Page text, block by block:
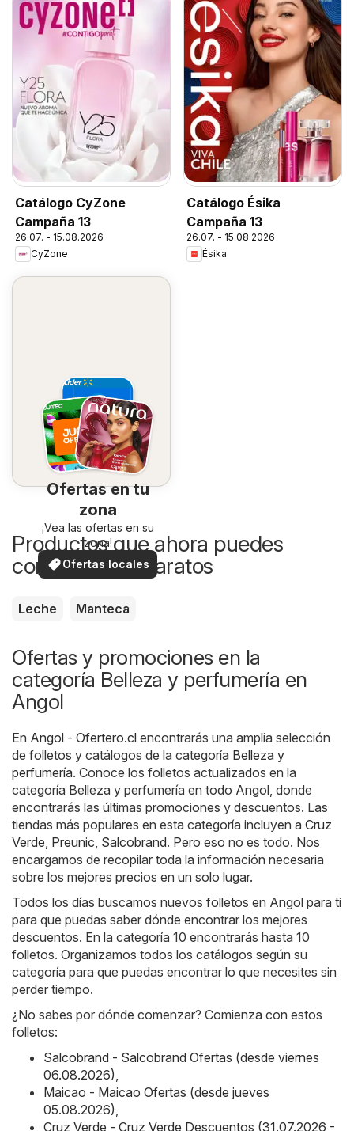
Catálogo CyZone
Campaña 13
26.07. - 15.08.2026
CyZone
Catálogo Ésika
Campaña 13
26.07. - 15.08.2026
Ésika
Ofertas en tu
zona
¡Vea las ofertas en su
zona!
Ofertas locales
Productos que ahora puedes
comprar más baratos
Leche Manteca
Ofertas y promociones en la
categoría Belleza y perfumería en
Angol
En Angol - Ofertero.cl encontrarás una amplia selección
de folletos y catálogos de la categoría Belleza y
perfumería. Conoce los folletos actualizados en la
categoría Belleza y perfumería en todo Angol, donde
encontrarás las últimas promociones y descuentos. Las
tiendas más populares en esta categoría incluyen a Cruz
Verde Preunic Salcobrand. Pero eso no es todo. Nos
encargamos de recopilar toda la información necesaria
sobre los mejores precios en un solo lugar.
Todos los días buscamos nuevos folletos en Angol para ti
para que puedas saber dónde encontrar los mejores
descuentos. En la categoría 10 encontrarás hasta 10
folletos. Organizamos todos los catálogos según su
categoría para que puedas encontrar lo que necesites sin
perder tiempo.
¿No sabes por dónde comenzar? Comienza con estos
folletos:
Salcobrand - Salcobrand Ofertas (desde viernes
06.08.2026)
Maicao - Maicao Ofertas (desde jueves
05.08.2026)
Cruz Verde - Cruz Verde Descuentos (31.07.2026 -